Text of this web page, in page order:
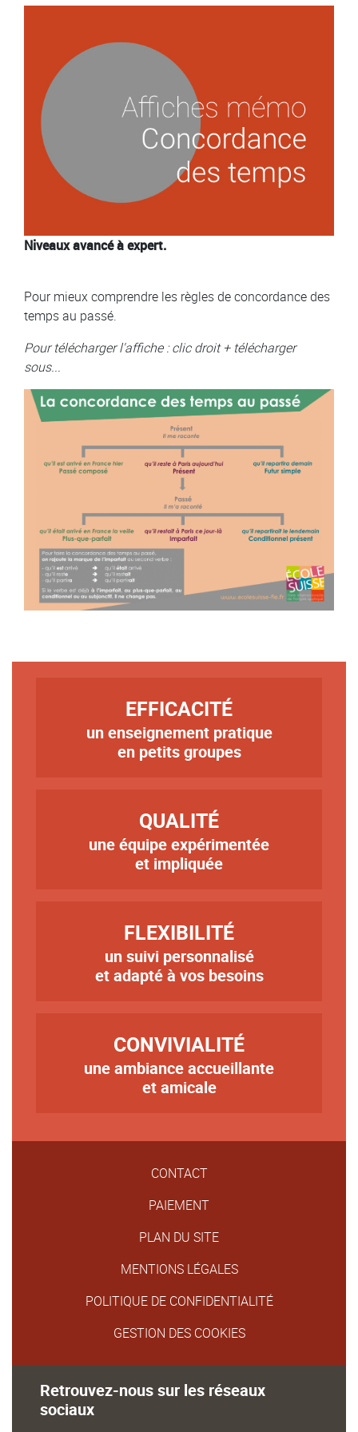
Niveaux avancé à expert.
Pour mieux comprendre les règles de concordance des
temps au passé.
Pour télécharger l'affiche : clic droit + télécharger
sous...
EFFICACITÉ
un enseignement pratique
en petits groupes
QUALITÉ
une équipe expérimentée
et impliquée
FLEXIBILITÉ
un suivi personnalisé
et adapté à vos besoins
CONVIVIALITÉ
Texteune ambiance accueillante
et amicale
CONTACT
PAIEMENT
PLAN DU SITE
MENTIONS LÉGALES
POLITIQUE DE CONFIDENTIALITÉ
GESTION DES COOKIES
Retrouvez-nous sur les réseaux
sociaux